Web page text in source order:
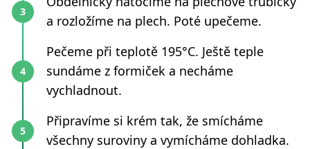
a rozložíme na plech. Poté upečeme.
Pečeme při teplotě 195°C. Ještě teple
sundáme z formiček a necháme
vychladnout.
Připravíme si krém tak, že smícháme
všechny suroviny a vymícháme dohladka.